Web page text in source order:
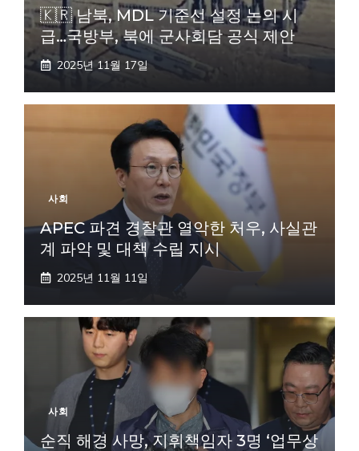
🇰🇷 남북, MDL 기준선 설정 논의 시
급…국방부, 북에 군사회담 공식 제안
2025년 11월 17일
사회
APEC 파견 경찰관 열악한 처우, 사실관
계 파악 및 대책 수립 지시
2025년 11월 11일
사회
순직 해경 사망, 지휘책임자 3명 ‘업무상